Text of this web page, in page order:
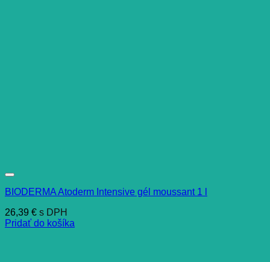
BIODERMA Atoderm Intensive gél moussant 1 l
26,39 € s DPH
Pridať do košíka